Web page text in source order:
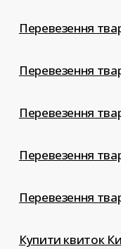
Перевезення
Перевезення
Перевезення
Перевезення
Перевезення
Купити квиток